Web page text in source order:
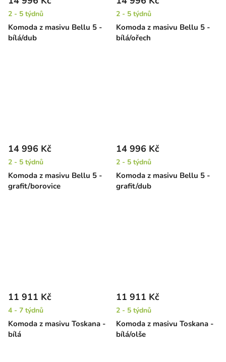
Komoda z masivu Bellu 5 -
bílá/dub
2 - 5 týdnů
Komoda z masivu Bellu 5 -
bílá/ořech
2 - 5 týdnů
Komoda z masivu Bellu 5 -
grafit/borovice
14 996 Kč
2 - 5 týdnů
Komoda z masivu Bellu 5 -
grafit/dub
14 996 Kč
2 - 5 týdnů
Komoda z masivu Toskana -
bílá
11 911 Kč
4 - 7 týdnů
Komoda z masivu Toskana -
bílá/olše
11 911 Kč
2 - 5 týdnů